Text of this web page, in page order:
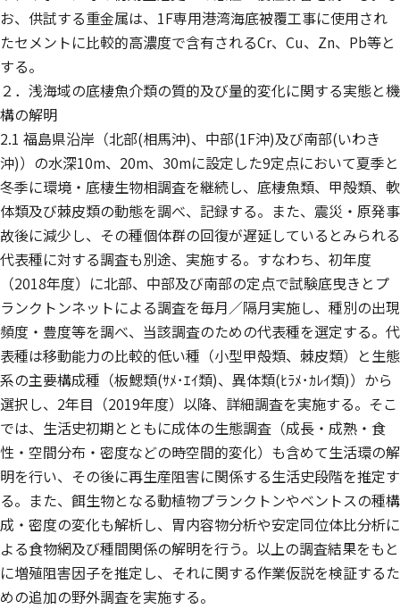
お、供試する重金属は、1F専用港湾海底被覆工事に使用され
たセメントに比較的高濃度で含有されるCr、Cu、Zn、Pb等と
する。
２．浅海域の底棲魚介類の質的及び量的変化に関する実態と機
構の解明
2.1 福島県沿岸（北部(相馬沖)、中部(1F沖)及び南部(いわき
沖)）の水深10m、20m、30mに設定した9定点において夏季と
冬季に環境・底棲生物相調査を継続し、底棲魚類、甲殻類、軟
体類及び棘皮類の動態を調べ、記録する。また、震災・原発事
故後に減少し、その種個体群の回復が遅延しているとみられる
代表種に対する調査も別途、実施する。すなわち、初年度
（2018年度）に北部、中部及び南部の定点で試験底曳きとプ
ランクトンネットによる調査を毎月／隔月実施し、種別の出現
頻度・豊度等を調べ、当該調査のための代表種を選定する。代
表種は移動能力の比較的低い種（小型甲殻類、棘皮類）と生態
系の主要構成種（板鰓類(ｻﾒ･ｴｲ類)、異体類(ﾋﾗﾒ･ｶﾚｲ類)）から
選択し、2年目（2019年度）以降、詳細調査を実施する。そこ
では、生活史初期とともに成体の生態調査（成長・成熟・食
性・空間分布・密度などの時空間的変化）も含めて生活環の解
明を行い、その後に再生産阻害に関係する生活史段階を推定す
る。また、餌生物となる動植物プランクトンやベントスの種構
成・密度の変化も解析し、胃内容物分析や安定同位体比分析に
よる食物網及び種間関係の解明を行う。以上の調査結果をもと
に増殖阻害因子を推定し、それに関する作業仮説を検証するた
めの追加の野外調査を実施する。